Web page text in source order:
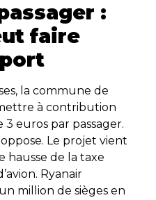
:
faire
la commune de
à contribution
3 euros par passager.
Le projet vient
hausse de la taxe
Ryanair
million de sièges en